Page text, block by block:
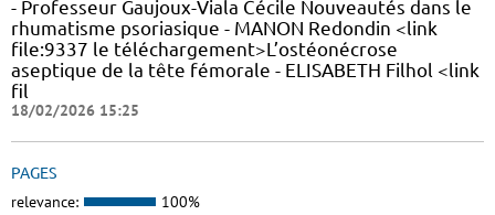
- Professeur Gaujoux-Viala Cécile Nouveautés dans le
rhumatisme psoriasique - MANON Redondin <link
file:9337 le téléchargement>L’ostéonécrose
aseptique de la tête fémorale - ELISABETH Filhol <link
fil
18/02/2026 15:25
PAGES
relevance: 100%